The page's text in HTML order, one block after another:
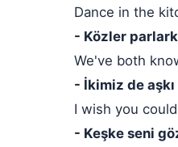
Dance in the
- Közler
We've both
- İkimiz de
I wish you
- Keşke seni